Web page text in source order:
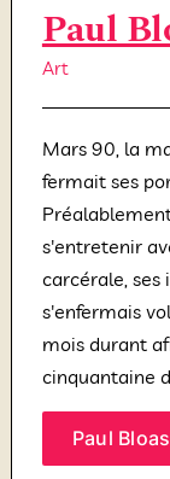
Paul
Art
Mars 90, la
fermait ses
s'entretenir
carcérale, ses
s'enfermais
mois durant
cinquantaine
Paul Bloas